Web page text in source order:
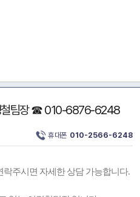
철팀장 ☎ 010-6876-6248
휴대폰 010-2566-6248
주시면 자세한 상담 가능합니다.